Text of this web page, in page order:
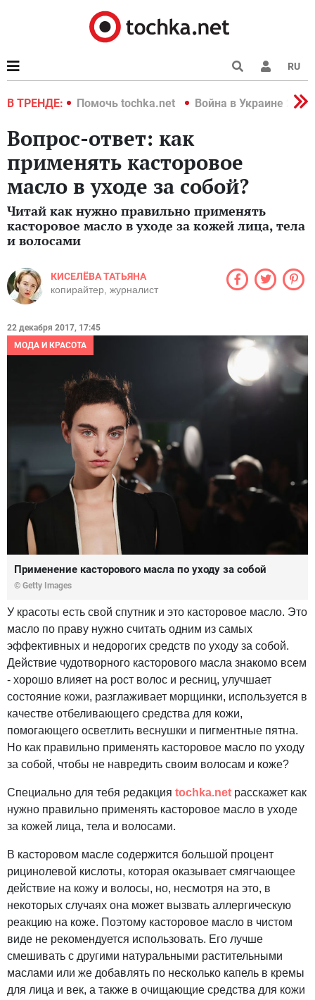
RU
В ТРЕНДЕ:
2022 Помочь tochka.net Война в Украине 2022
Вопрос-ответ: как
применять касторовое
масло в уходе за собой?
Читай как нужно правильно применять
касторовое масло в уходе за кожей лица, тела
и волосами
КИСЕЛЁВА ТАТЬЯНА
копирайтер, журналист
22 декабря 2017, 17:45
МОДА И КРАСОТА
Применение касторового масла по уходу за собой
© Getty Images
У красоты есть свой спутник и это касторовое масло. Это
масло по праву нужно считать одним из самых
эффективных и недорогих средств по уходу за собой.
Действие чудотворного касторового масла знакомо всем
- хорошо влияет на рост волос и ресниц, улучшает
состояние кожи, разглаживает морщинки, используется в
качестве отбеливающего средства для кожи,
помогающего осветлить веснушки и пигментные пятна.
Но как правильно применять касторовое масло по уходу
за собой, чтобы не навредить своим волосам и коже?
Специально для тебя редакция tochka.net расскажет как
нужно правильно применять касторовое масло в уходе
за кожей лица, тела и волосами.
В касторовом масле содержится большой процент
рицинолевой кислоты, которая оказывает смягчающее
действие на кожу и волосы, но, несмотря на это, в
некоторых случаях она может вызвать аллергическую
реакцию на коже. Поэтому касторовое масло в чистом
виде не рекомендуется использовать. Его лучше
смешивать с другими натуральными растительными
маслами или же добавлять по несколько капель в кремы
для лица и век, а также в очищающие средства для кожи